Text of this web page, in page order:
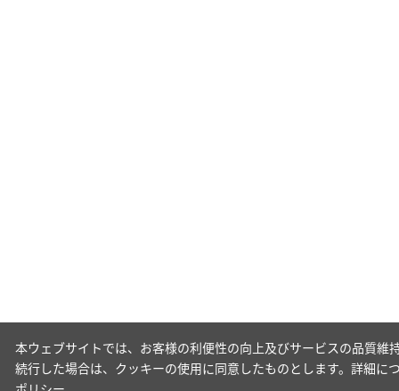
本ウェブサイトでは、お客様の利便性の向上及びサービスの品質
続行した場合は、クッキーの使用に同意したものとします。詳細